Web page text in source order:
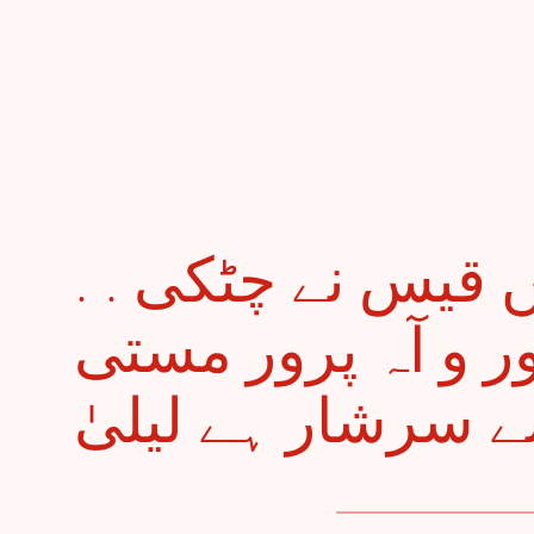
. . غزل کے پیراہن میں قیس نے چٹکی
و آہ پرور مستی